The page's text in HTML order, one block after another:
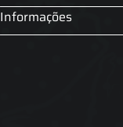
Informações